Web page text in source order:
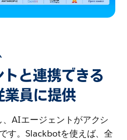
と連携できる
員に提供
AIエージェントがアクシ
す。Slackbotを使えば、全